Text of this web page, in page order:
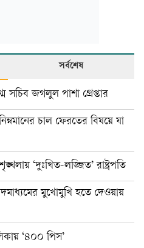
সর্বশেষ
সচিব জগলুল পাশা গ্রেপ্তার
চাল ফেরতের বিষয়ে যা
‘দুঃখিত-লজ্জিত’ রাষ্ট্রপতি
মুখোমুখি হতে দেওয়ায়
‘৪০০ পিস’